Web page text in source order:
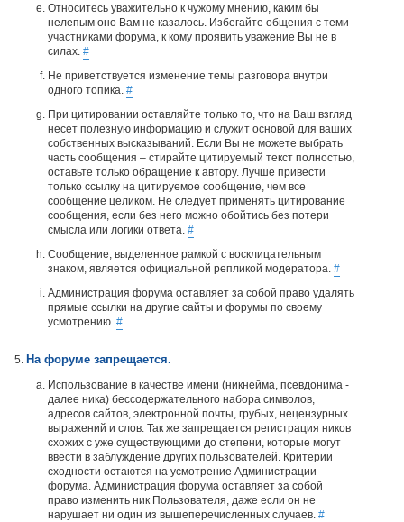
Относитесь уважительно к чужому мнению, каким бы
нелепым оно Вам не казалось. Избегайте общения с теми
участниками форума, к кому проявить уважение Вы не в
силах. #
Не приветствуется изменение темы разговора внутри
одного топика. #
При цитировании оставляйте только то, что на Ваш взгляд
несет полезную информацию и служит основой для ваших
собственных высказываний. Если Вы не можете выбрать
часть сообщения – стирайте цитируемый текст полностью,
оставьте только обращение к автору. Лучше привести
только ссылку на цитируемое сообщение, чем все
сообщение целиком. Не следует применять цитирование
сообщения, если без него можно обойтись без потери
смысла или логики ответа. #
Сообщение, выделенное рамкой с восклицательным
знаком, является официальной репликой модератора. #
Администрация форума оставляет за собой право удалять
прямые ссылки на другие сайты и форумы по своему
усмотрению. #
На форуме запрещается.
Использование в качестве имени (никнейма, псевдонима -
далее ника) бессодержательного набора символов,
адресов сайтов, электронной почты, грубых, нецензурных
выражений и слов. Так же запрещается регистрация ников
схожих с уже существующими до степени, которые могут
ввести в заблуждение других пользователей. Критерии
сходности остаются на усмотрение Администрации
форума. Администрация форума оставляет за собой
право изменить ник Пользователя, даже если он не
нарушает ни один из вышеперечисленных случаев. #